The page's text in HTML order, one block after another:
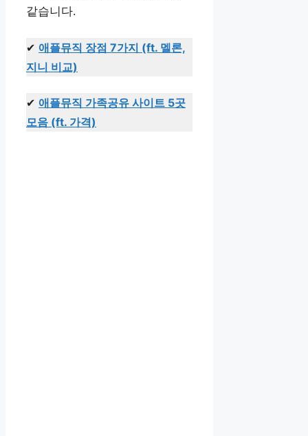
같습니다.
✔ 애플뮤직 장점 7가지 (ft. 멜론,
지니 비교)
✔ 애플뮤직 가족공유 사이트 5곳
모음 (ft. 가격)